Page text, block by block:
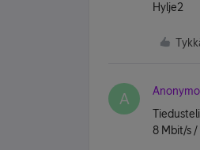
Hylje2
A
8 Mbit/s /